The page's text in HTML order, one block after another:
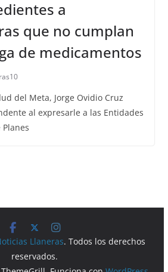
a
que no cumplan
de medicamentos
del Meta, Jorge Ovidio Cruz
al expresarle a las Entidades
Llaneras. Todos los derechos
reservados.